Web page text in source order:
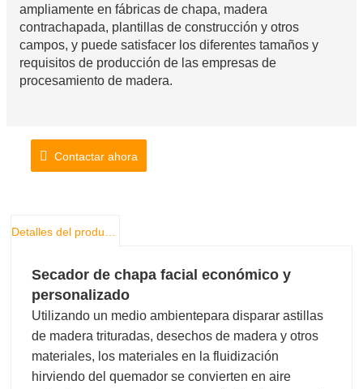
ampliamente en fábricas de chapa, madera
contrachapada, plantillas de construcción y otros
campos, y puede satisfacer los diferentes tamaños y
requisitos de producción de las empresas de
procesamiento de madera.
Contactar ahora
Detalles del producto
Secador de chapa facial económico y
personalizado
Utilizando un medio ambientepara disparar astillas
de madera trituradas, desechos de madera y otros
materiales, los materiales en la fluidización
hirviendo del quemador se convierten en aire